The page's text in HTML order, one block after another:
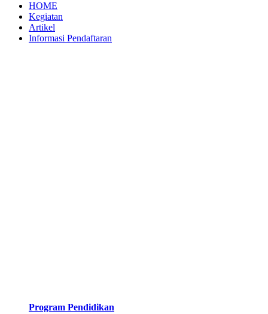
HOME
Kegiatan
Artikel
Informasi Pendaftaran
Program Pendidikan